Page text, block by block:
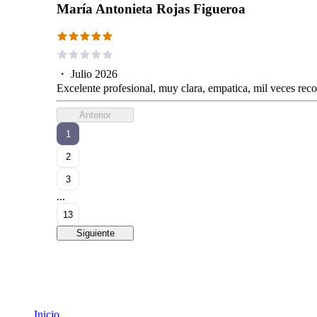
María Antonieta Rojas Figueroa
・ Julio 2026
Excelente profesional, muy clara, empatica, mil veces
Anterior
1
2
3
...
13
Siguiente
Inicio